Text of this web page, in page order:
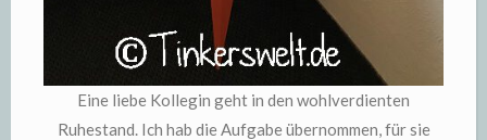
Eine liebe Kollegin geht in den wohlverdienten
Ruhestand. Ich hab die Aufgabe übernommen, für sie